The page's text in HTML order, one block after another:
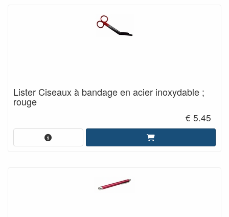
Lister Ciseaux à bandage en acier inoxydable ;
rouge
€ 5.45